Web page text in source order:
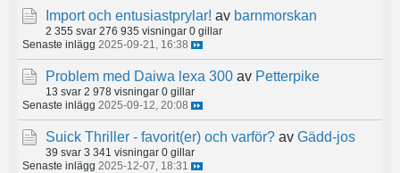
Import och entusiastprylar! av barnmorskan
2 355 svar 276 935 visningar 0 gillar
Senaste inlägg 2025-09-21, 16:38
Problem med Daiwa lexa 300 av Petterpike
13 svar 2 978 visningar 0 gillar
Senaste inlägg 2025-09-12, 20:08
Suick Thriller - favorit(er) och varför? av Gädd-jos
39 svar 3 341 visningar 0 gillar
Senaste inlägg 2025-12-07, 18:31